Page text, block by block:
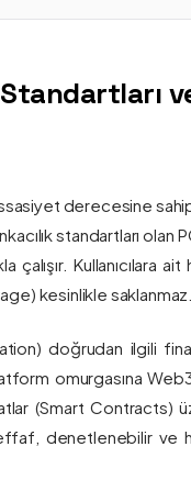
derecesine sahip
standartları olan
Kullanıcılara
kesinlikle saklanmaz.
doğrudan ilgili
omurgasına
(Smart Contracts)
denetlenebilir ve